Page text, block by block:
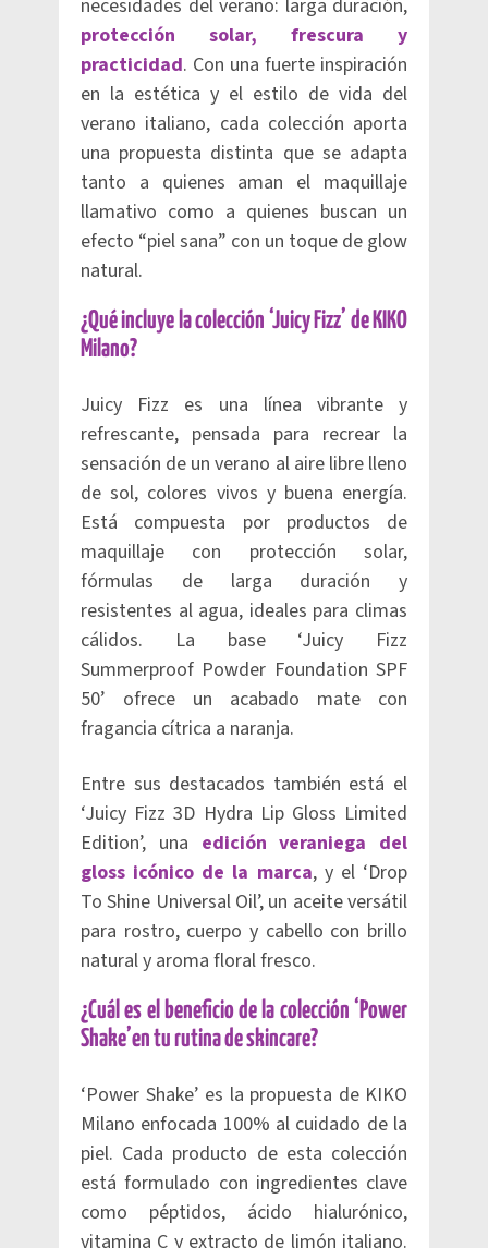
necesidades del verano: larga duración,
protección solar, frescura y
practicidad. Con una fuerte inspiración
en la estética y el estilo de vida del
verano italiano, cada colección aporta
una propuesta distinta que se adapta
tanto a quienes aman el maquillaje
llamativo como a quienes buscan un
efecto “piel sana” con un toque de glow
natural.
¿Qué incluye la colección ‘Juicy Fizz’ de KIKO
Milano?
Juicy Fizz es una línea vibrante y
refrescante, pensada para recrear la
sensación de un verano al aire libre lleno
de sol, colores vivos y buena energía.
Está compuesta por productos de
maquillaje con protección solar,
fórmulas de larga duración y
resistentes al agua, ideales para climas
cálidos. La base ‘Juicy Fizz
Summerproof Powder Foundation SPF
50’ ofrece un acabado mate con
fragancia cítrica a naranja.
Entre sus destacados también está el
‘Juicy Fizz 3D Hydra Lip Gloss Limited
Edition’, una edición veraniega del
gloss icónico de la marca, y el ‘Drop
To Shine Universal Oil’, un aceite versátil
para rostro, cuerpo y cabello con brillo
natural y aroma floral fresco.
¿Cuál es el beneficio de la colección ‘Power
Shake’en tu rutina de skincare?
‘Power Shake’ es la propuesta de KIKO
Milano enfocada 100% al cuidado de la
piel. Cada producto de esta colección
está formulado con ingredientes clave
como péptidos, ácido hialurónico,
vitamina C y extracto de limón italiano.